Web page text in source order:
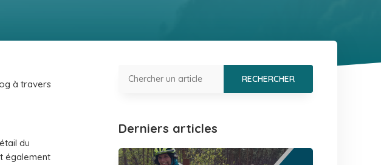
à travers
du
également
Derniers articles